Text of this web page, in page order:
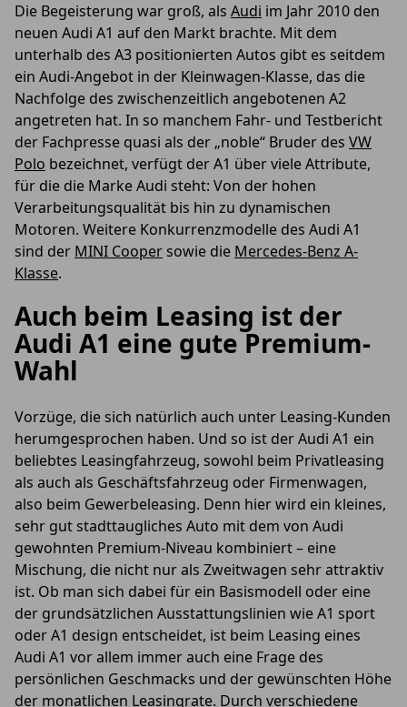
Die Begeisterung war groß, als Audi im Jahr 2010 den
neuen Audi A1 auf den Markt brachte. Mit dem
unterhalb des A3 positionierten Autos gibt es seitdem
ein Audi-Angebot in der Kleinwagen-Klasse, das die
Nachfolge des zwischenzeitlich angebotenen A2
angetreten hat. In so manchem Fahr- und Testbericht
der Fachpresse quasi als der „noble“ Bruder des VW
Polo bezeichnet, verfügt der A1 über viele Attribute,
für die die Marke Audi steht: Von der hohen
Verarbeitungsqualität bis hin zu dynamischen
Motoren. Weitere Konkurrenzmodelle des Audi A1
sind der MINI Coopersowie die Mercedes-Benz A-
Klasse.
Auch beim Leasing ist der
Audi A1 eine gute Premium-
Wahl
Vorzüge, die sich natürlich auch unter Leasing-Kunden
herumgesprochen haben. Und so ist der Audi A1 ein
beliebtes Leasingfahrzeug, sowohl beim Privatleasing
als auch als Geschäftsfahrzeug oder Firmenwagen,
also beim Gewerbeleasing. Denn hier wird ein kleines,
sehr gut stadttaugliches Auto mit dem von Audi
gewohnten Premium-Niveau kombiniert – eine
Mischung, die nicht nur als Zweitwagen sehr attraktiv
ist. Ob man sich dabei für ein Basismodell oder eine
der grundsätzlichen Ausstattungslinien wie A1 sport
oder A1 design entscheidet, ist beim Leasing eines
Audi A1 vor allem immer auch eine Frage des
persönlichen Geschmacks und der gewünschten Höhe
der monatlichen Leasingrate. Durch verschiedene